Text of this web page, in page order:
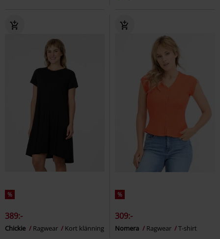
%
389:-
Chickie Ragwear Kort klänning
%
309:-
Nomera Ragwear T-shirt